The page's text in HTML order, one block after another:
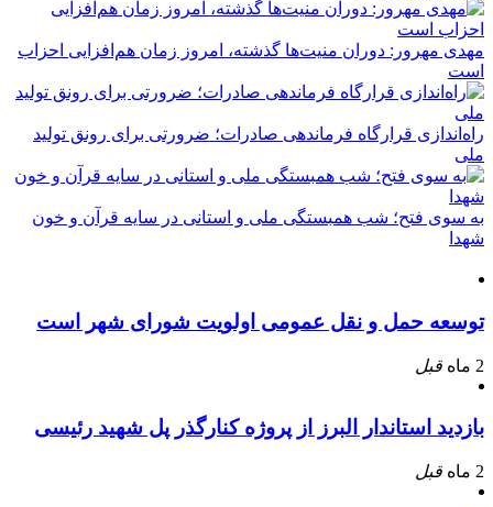
مهدی مهرور: دوران منیت‌ها گذشته، امروز زمان هم‌افزایی احزاب
است
راه‌اندازی قرارگاه فرماندهی صادرات؛ ضرورتی برای رونق تولید
ملی
به سوی فتح؛ شب همبستگی ملی و استانی در سایه قرآن و خون
شهدا
توسعه حمل و نقل عمومی اولویت شورای شهر است
2 ماه قبل
بازدید استاندار البرز از پروژه کنارگذر پل شهید رئیسی
2 ماه قبل